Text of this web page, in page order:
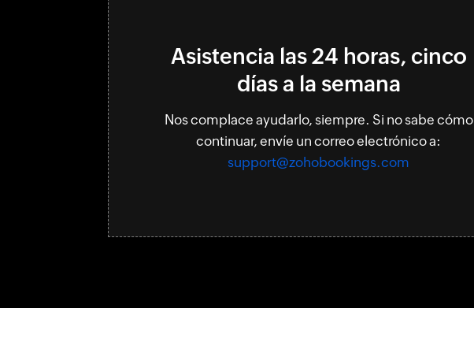
Asistencia las 24 horas, cinco
días a la semana
Nos complace ayudarlo, siempre. Si no sabe cómo
continuar, envíe un correo electrónico a:
support@zohobookings.com